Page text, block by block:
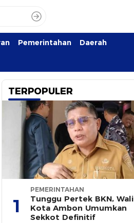
Pemerintahan Daerah
TERPOPULER
1
PEMERINTAHAN
Tunggu Pertek BKN, Wali
Kota Ambon Umumkan
Sekkot Definitif